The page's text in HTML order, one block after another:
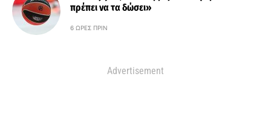
πρέπει να τα δώσει»
6 ΏΡΕΣ ΠΡΙΝ
Advertisement